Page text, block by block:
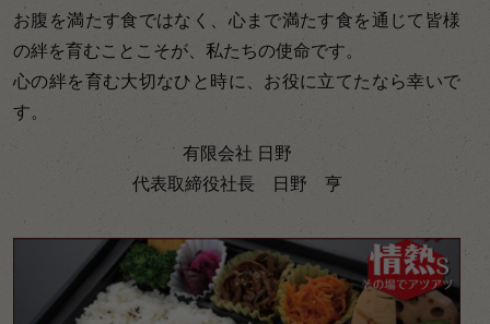
お腹を満たす食ではなく、心まで満たす食を通じて皆様
の絆を育むことこそが、私たちの使命です。
心の絆を育む大切なひと時に、お役に立てたなら幸いで
す。
有限会社 日野
代表取締役社長 日野 亨